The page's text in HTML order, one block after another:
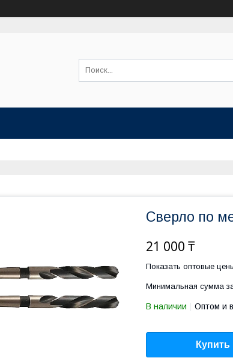
Сверло по
21 000 ₸
Показать оптовые
Минимальная сумма
В наличии Оптом и
Купить